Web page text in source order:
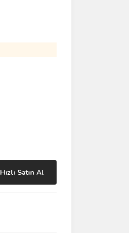
Hızlı Satın Al